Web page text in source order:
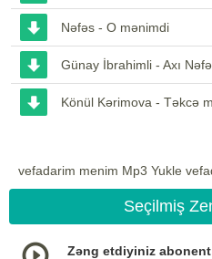
Nəfəs - O mənimdi
Günay İbrahimli - Axı
Könül Kərimova - Təkcə
vefadarim menim Mp3 Yukle
Seçilmiş
Zəng etdiyiniz